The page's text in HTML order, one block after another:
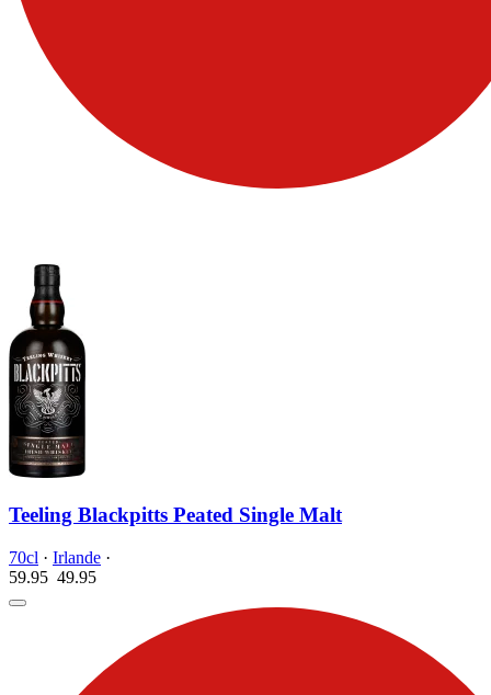
Teeling Blackpitts Peated Single Malt
70cl · Irlande ·
59.95 49.95